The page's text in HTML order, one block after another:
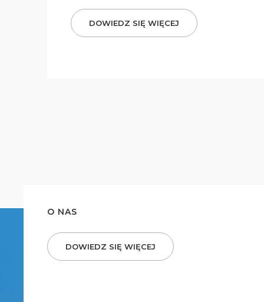
DOWIEDZ SIĘ WIĘCEJ
O NAS
DOWIEDZ SIĘ WIĘCEJ